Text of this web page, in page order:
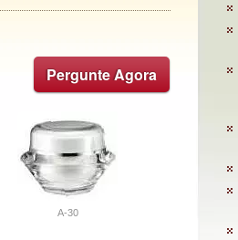
Pergunte Agora
A-30